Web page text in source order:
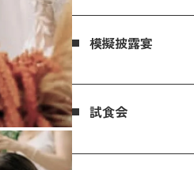
模擬披露宴
試食会